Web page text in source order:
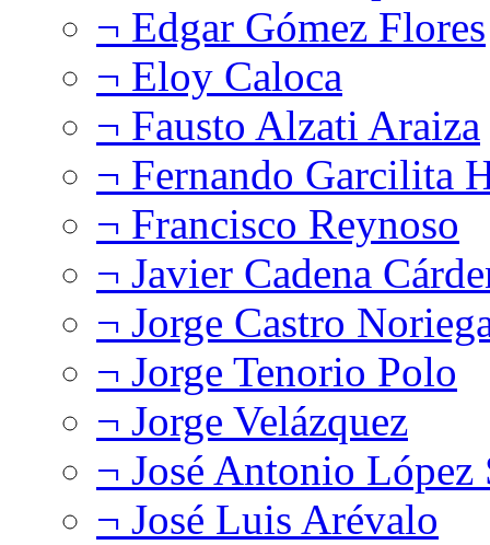
¬ Edgar Gómez Flores
¬ Eloy Caloca
¬ Fausto Alzati Araiza
¬ Fernando Garcilita
¬ Francisco Reynoso
¬ Javier Cadena
¬ Jorge Castro
¬ Jorge Tenorio Polo
¬ Jorge Velázquez
¬ José Antonio López
¬ José Luis Arévalo